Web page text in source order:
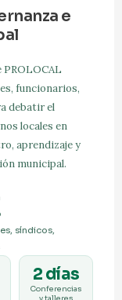
e
funcionarios,
debatir el
locales en
aprendizaje y
municipal.
síndicos,
2 días
Conferencias
y talleres